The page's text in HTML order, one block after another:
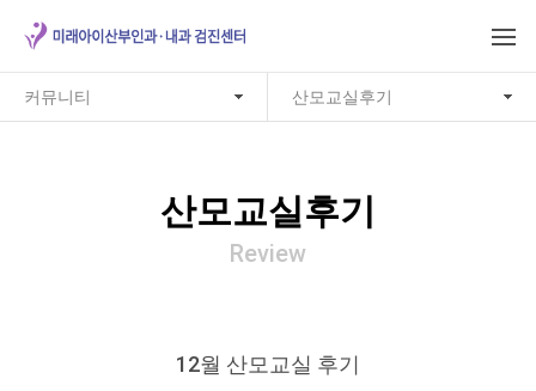
커뮤니티 산모교실후기
산모교실후기
Review
12월 산모교실 후기